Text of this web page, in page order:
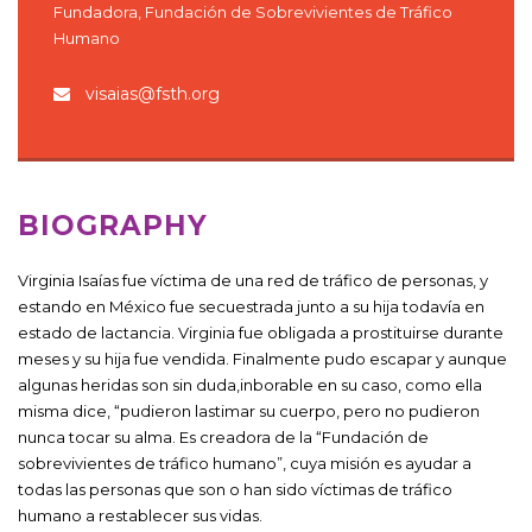
Fundadora, Fundación de Sobrevivientes de Tráfico
Humano
visaias@fsth.org
BIOGRAPHY
Virginia Isaías fue víctima de una red de tráfico de personas, y
estando en México fue secuestrada junto a su hija todavía en
estado de lactancia. Virginia fue obligada a prostituirse durante
meses y su hija fue vendida. Finalmente pudo escapar y aunque
algunas heridas son sin duda,inborable en su caso, como ella
misma dice, “pudieron lastimar su cuerpo, pero no pudieron
nunca tocar su alma. Es creadora de la “Fundación de
sobrevivientes de tráfico humano”, cuya misión es ayudar a
todas las personas que son o han sido víctimas de tráfico
humano a restablecer sus vidas.